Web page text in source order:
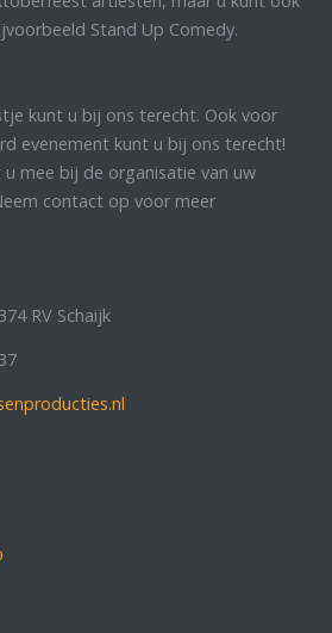
Stand Up Comedy.
kunt u bij ons terecht. Ook voor
evenement kunt u bij ons terecht!
mee bij de organisatie van uw
contact op voor meer
RV Schaijk